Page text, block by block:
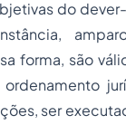
do
forma, são
ser